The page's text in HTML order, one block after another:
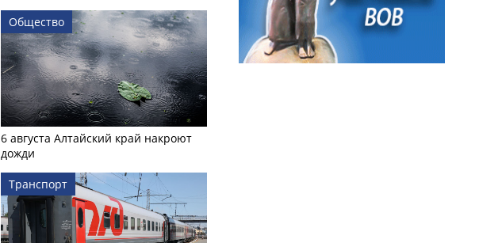
Общество
6 августа Алтайский край накроют
дожди
Транспорт